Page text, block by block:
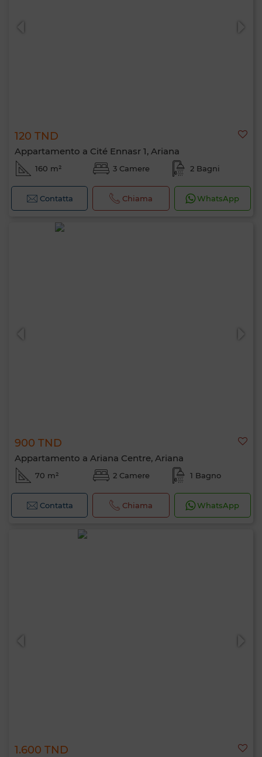
120 TND
Appartamento a Cité Ennasr 1, Ariana
160 m² 3 Camere 2 Bagni
Contatta Chiama WhatsApp
900 TND
Appartamento a Ariana Centre, Ariana
70 m² 2 Camere 1 Bagno
Contatta Chiama WhatsApp
1.600 TND